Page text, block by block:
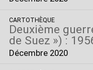
CARTOTHÈQUE
Deuxième
de Suez ») :
Décembre 2020